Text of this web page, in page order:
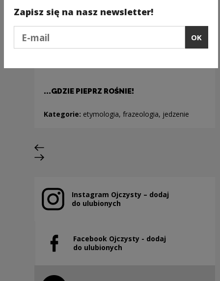
...GDZIE PIEPRZ ROŚNIE!
Kategorie: etymologia, frazeologia, jedzenie
Previous slide
Next slide
Instagram Ojczysty – dodaj
do ulubionych
Note, the link will open in a new window
Facebook Ojczysty - dodaj
do ulubionych
Note, the link will open in a new window
Zapisz się na nasz newsletter!
OK